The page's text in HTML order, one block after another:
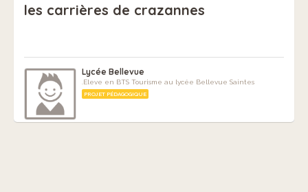
les carrières de crazannes
Lycée Bellevue
.Eleve en BTS Tourisme au lycée Bellevue Saintes
PROJET PÉDAGOGIQUE